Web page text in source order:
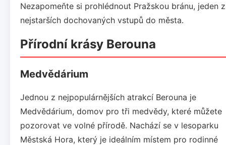
Nezapomeňte si prohlédnout Pražskou bránu, jeden z
nejstarších dochovaných vstupů do města.
Přírodní krásy Berouna
Medvědárium
Jednou z nejpopulárnějších atrakcí Berouna je
Medvědárium, domov pro tři medvědy, které můžete
pozorovat ve volné přírodě. Nachází se v lesoparku
Městská Hora, který je ideálním místem pro rodinné